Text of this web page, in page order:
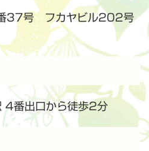
37号 フカヤビル202号
4番出口から徒歩2分